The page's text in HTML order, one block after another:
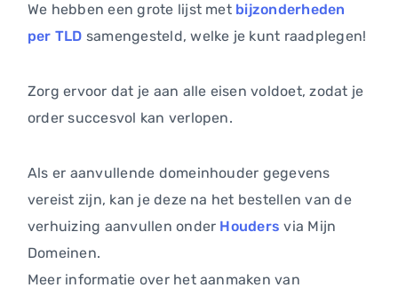
We hebben een grote lijst met bijzonderheden
per TLD samengesteld, welke je kunt raadplegen!
Zorg ervoor dat je aan alle eisen voldoet, zodat je
order succesvol kan verlopen.
Als er aanvullende domeinhouder gegevens
vereist zijn, kan je deze na het bestellen van de
verhuizing aanvullen onder Houders via Mijn
Domeinen.
Meer informatie over het aanmaken van